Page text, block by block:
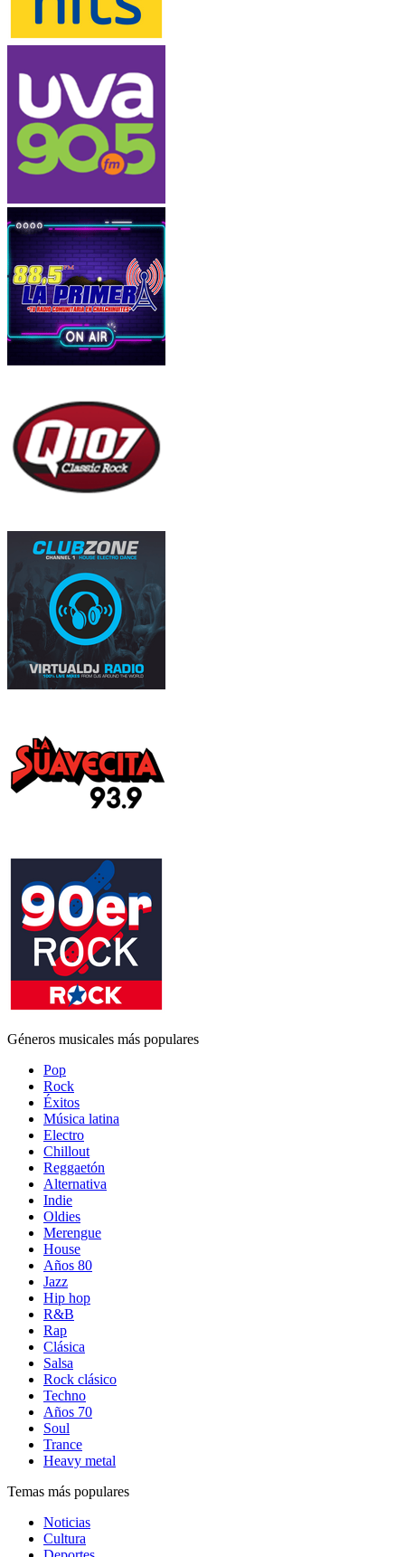
Géneros musicales más populares
Pop
Rock
Éxitos
Música latina
Electro
Chillout
Reggaetón
Alternativa
Indie
Oldies
Merengue
House
Años 80
Jazz
Hip hop
R&B
Rap
Clásica
Salsa
Rock clásico
Techno
Años 70
Soul
Trance
Heavy metal
Temas más populares
Noticias
Cultura